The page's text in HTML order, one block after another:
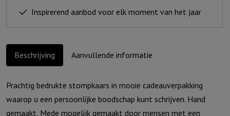
aantal
Inspirerend aanbod voor elk moment van het jaar
Beschrijving Aanvullende informatie
Prachtig bedrukte stompkaars in mooie cadeauverpakking
waarop u een persoonlijke boodschap kunt schrijven. Hand
gemaakt, Mede mogelijk gemaakt door mensen met een